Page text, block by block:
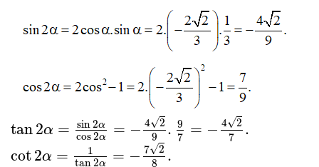
tan2α = sin2α
cos2α = − 4√2
9
. 9
7
= − 4√2
7
.
sin 2α =−4 2 . =− 4
cot2α =
1
tan2α = − 7√2
8
.
tan2α 28.